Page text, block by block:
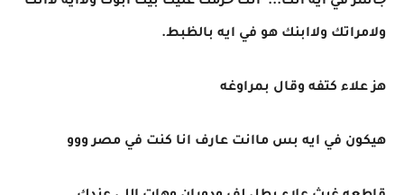
ولامراتك ولاابنك هو في ايه بالظبط.
هز علاء كتفه وقال بمراوغه
هيكون في ايه بس ماانت عارف انا كنت في مصر ووو